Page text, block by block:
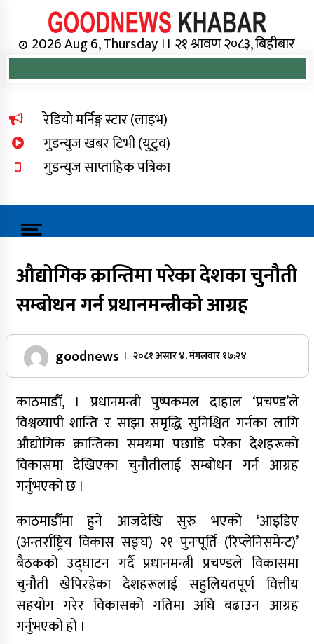
Online News Portal
2026 Aug 6, Thursday ।। २१ श्रावण २०८३, बिहीबार
रेडियो मर्निङ्ग स्टार (लाइभ)
गुडन्युज खबर टिभी (युटुव)
गुडन्युज साप्ताहिक पत्रिका
औद्योगिक क्रान्तिमा परेका देशका चुनौती
सम्बोधन गर्न प्रधानमन्त्रीको आग्रह
goodnews । २०८१ असार ४, मंगलवार १७:२४
काठमाडौँ, । प्रधानमन्त्री पुष्पकमल दाहाल ‘प्रचण्ड’ले
विश्वव्यापी शान्ति र साझा समृद्धि सुनिश्चित गर्नका लागि
औद्योगिक क्रान्तिका समयमा पछाडि परेका देशहरूको
विकासमा देखिएका चुनौतीलाई सम्बोधन गर्न आग्रह
गर्नुभएको छ ।
काठमाडौँमा हुने आजदेखि सुरु भएको ‘आइडिए
(अन्तर्राष्ट्रिय विकास सङ्घ) २१ पुनःपूर्ति (रिप्लेनिसमेन्ट)’
बैठकको उद्घाटन गर्दै प्रधानमन्त्री प्रचण्डले विकासमा
चुनौती खेपिरहेका देशहरूलाई सहुलियतपूर्ण वित्तीय
सहयोग गरेर विकासको गतिमा अघि बढाउन आग्रह
गर्नुभएको हो ।